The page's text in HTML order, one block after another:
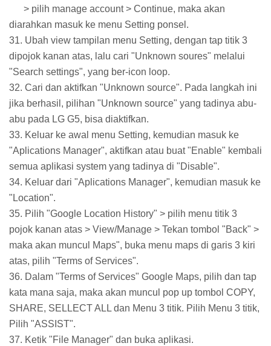
> pilih manage account > Continue, maka akan
diarahkan masuk ke menu Setting ponsel.
31. Ubah view tampilan menu Setting, dengan tap titik 3
dipojok kanan atas, lalu cari "Unknown soures" melalui
"Search settings", yang ber-icon loop.
32. Cari dan aktifkan "Unknown source". Pada langkah ini
jika berhasil, pilihan "Unknown source" yang tadinya abu-
abu pada LG G5, bisa diaktifkan.
33. Keluar ke awal menu Setting, kemudian masuk ke
"Aplications Manager", aktifkan atau buat "Enable" kembali
semua aplikasi system yang tadinya di "Disable".
34. Keluar dari "Aplications Manager", kemudian masuk ke
"Location".
35. Pilih "Google Location History" > pilih menu titik 3
pojok kanan atas > View/Manage > Tekan tombol "Back" >
maka akan muncul Maps", buka menu maps di garis 3 kiri
atas, pilih "Terms of Services".
36. Dalam "Terms of Services" Google Maps, pilih dan tap
kata mana saja, maka akan muncul pop up tombol COPY,
SHARE, SELLECT ALL dan Menu 3 titik. Pilih Menu 3 titik,
Pilih "ASSIST".
37. Ketik "File Manager" dan buka aplikasi.